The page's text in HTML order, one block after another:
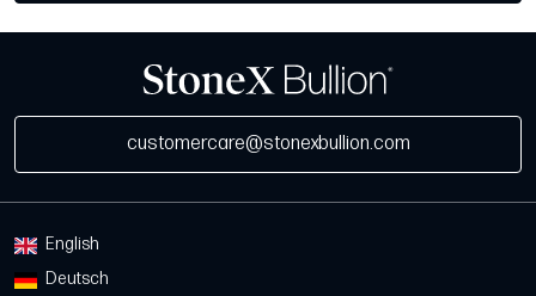
customercare@stonexbullion.com
English
Deutsch